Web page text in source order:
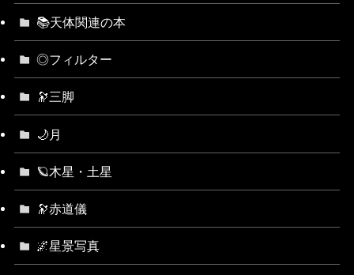
📚天体関連の本
◎フィルター
🔭三脚
🌙月
🪐木星・土星
🔭赤道儀
🌌星景写真